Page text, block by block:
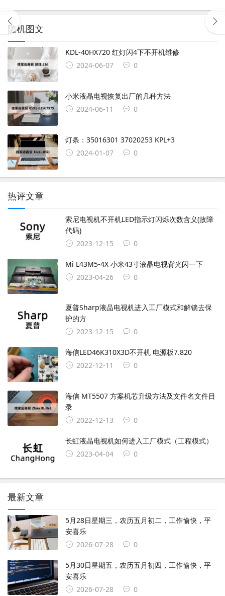
随机图文
KDL-40HX720 红灯闪4下不开机维修
2024-06-07
0
小米液晶电视恢复出厂的几种方法
2024-06-11
0
灯条：35016301 37020253 KPL+3
2024-01-07
0
热评文章
索尼电视机不开机LED指示灯闪烁次数含义(故障
代码)
2023-12-15
0
Mi L43M5-4X 小米43寸液晶电视背光闪一下
2023-04-26
0
夏普Sharp液晶电视机进入工厂模式和解锁去保
护的方
2023-12-15
0
海信LED46K310X3D不开机 电源板7.820
2022-12-11
0
海信 MT5507 方案机芯升级方法及文件名文件目
录
2022-12-13
0
长虹液晶电视机如何进入工厂模式（工程模式）
2023-04-04
0
最新文章
5月28日星期三，农历五月初二，工作愉快，平
安喜乐
2026-07-28
0
5月30日星期五，农历五月初四，工作愉快，平
安喜乐
2026-07-28
0